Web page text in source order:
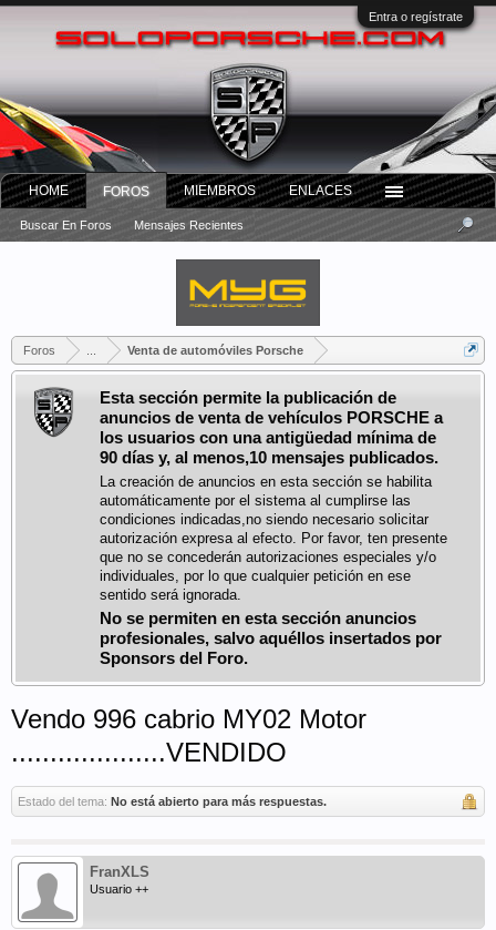
Entra o regístrate
Foros Venta de automóviles Porsche
Esta sección permite la publicación de
anuncios de venta de vehículos PORSCHE a
los usuarios con una antigüedad mínima de
90 días y, al menos,10 mensajes publicados.
La creación de anuncios en esta sección se habilita
automáticamente por el sistema al cumplirse las
condiciones indicadas,no siendo necesario solicitar
autorización expresa al efecto. Por favor, ten presente
que no se concederán autorizaciones especiales y/o
individuales, por lo que cualquier petición en ese
sentido será ignorada.
No se permiten en esta sección anuncios
profesionales, salvo aquéllos insertados por
Sponsors del Foro.
Vendo 996 cabrio MY02 Motor
....................VENDIDO
Estado del tema: No está abierto para más respuestas.
FranXLS
Usuario ++
HOME FOROS
Buscar En Foros Mensajes Recientes
MIEMBROS ENLACES